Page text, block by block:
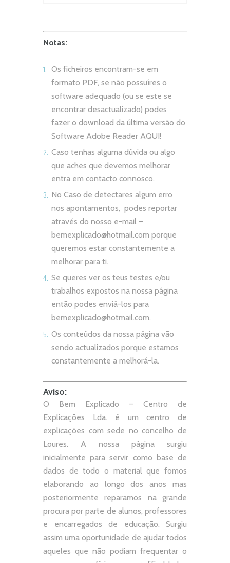
Notas:
Os ficheiros encontram-se em
formato PDF, se não possuíres o
software adequado (ou se este se
encontrar desactualizado) podes
fazer o download da última versão do
Software Adobe Reader AQUI!
Caso tenhas alguma dúvida ou algo
que aches que devemos melhorar
entra em contacto connosco.
No Caso de detectares algum erro
nos apontamentos, podes reportar
através do nosso e-mail –
bemexplicado@hotmail.com porque
queremos estar constantemente a
melhorar para ti.
Se queres ver os teus testes e/ou
trabalhos expostos na nossa página
então podes enviá-los para
bemexplicado@hotmail.com.
Os conteúdos da nossa página vão
sendo actualizados porque estamos
constantemente a melhorá-la.
Aviso:
O Bem Explicado – Centro de
Explicações Lda. é um centro de
explicações com sede no concelho de
Loures. A nossa página surgiu
inicialmente para servir como base de
dados de todo o material que fomos
elaborando ao longo dos anos mas
posteriormente reparamos na grande
procura por parte de alunos, professores
e encarregados de educação. Surgiu
assim uma oportunidade de ajudar todos
aqueles que não podiam frequentar o